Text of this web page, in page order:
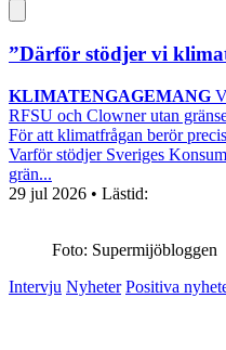
”Därför stödjer vi
KLIMATENGAGEMANG
RFSU och Clowner utan
För att klimatfrågan berör
Varför stödjer Sveriges
grän...
29 jul 2026 • Lästid:
Foto: Supermijöbloggen
Intervju Nyheter Positiva